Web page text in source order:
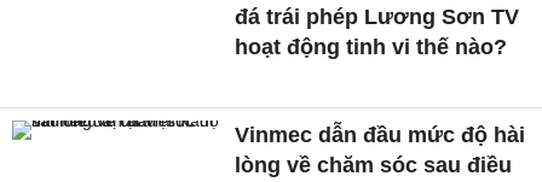
đá trái phép Lương Sơn TV
hoạt động tinh vi thế nào?
Vinmec dẫn đầu mức độ hài
lòng về chăm sóc sau điều